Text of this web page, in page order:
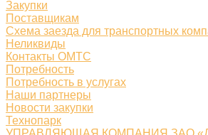
Закупки
Поставщикам
Схема заезда для транспортных
Неликвиды
Контакты ОМТС
Потребность
Потребность в услугах
Наши партнеры
Новости закупки
Технопарк